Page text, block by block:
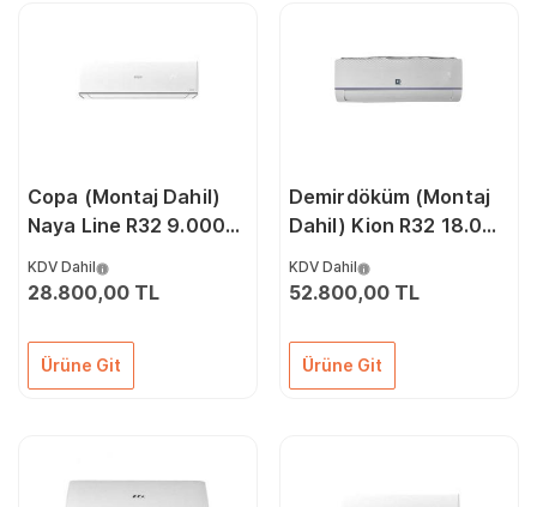
Copa (Montaj Dahil)
Naya Line R32 9.000
Klima
KDV Dahil
28.800,00 TL
Ürüne Git
Demirdöküm (Montaj
Dahil) Kion R32 18.000
KDV Dahil
52.800,00 TL
Ürüne Git